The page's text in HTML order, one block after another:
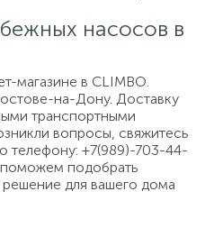
насосов в
магазине в CLIMBO.
на-Дону. Доставку
транспортными
вопросы, свяжитесь
телефону: +7(989)-703-44-
подобрать
для вашего дома